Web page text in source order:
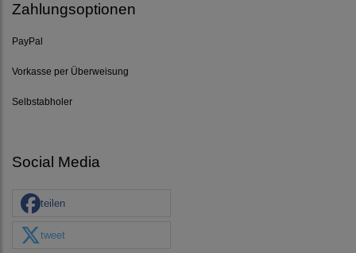
Zahlungsoptionen
PayPal
Vorkasse per Überweisung
Selbstabholer
Social Media
teilen
tweet